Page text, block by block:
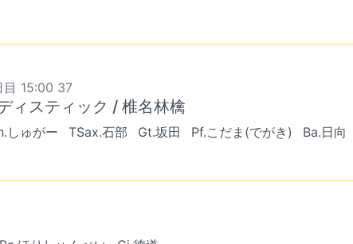
目 15:00 37
ィスティック / 椎名林檎
しゅがー TSax.石部 Gt.坂田 Pf.こだま(でがき) Ba.日向